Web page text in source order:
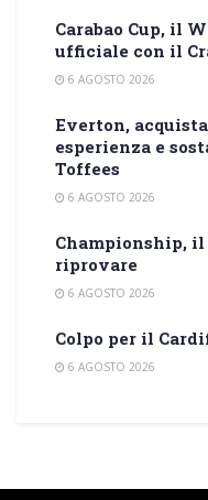
Carabao Cup, il
ufficiale con il
6 AGOSTO 2026
Everton,
esperienza e
Toffees
6 AGOSTO 2026
Championship,
riprovare
6 AGOSTO 2026
Colpo per il
6 AGOSTO 2026